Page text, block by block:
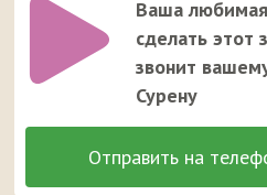
Ваша
сделать этот
звонит
Сурену